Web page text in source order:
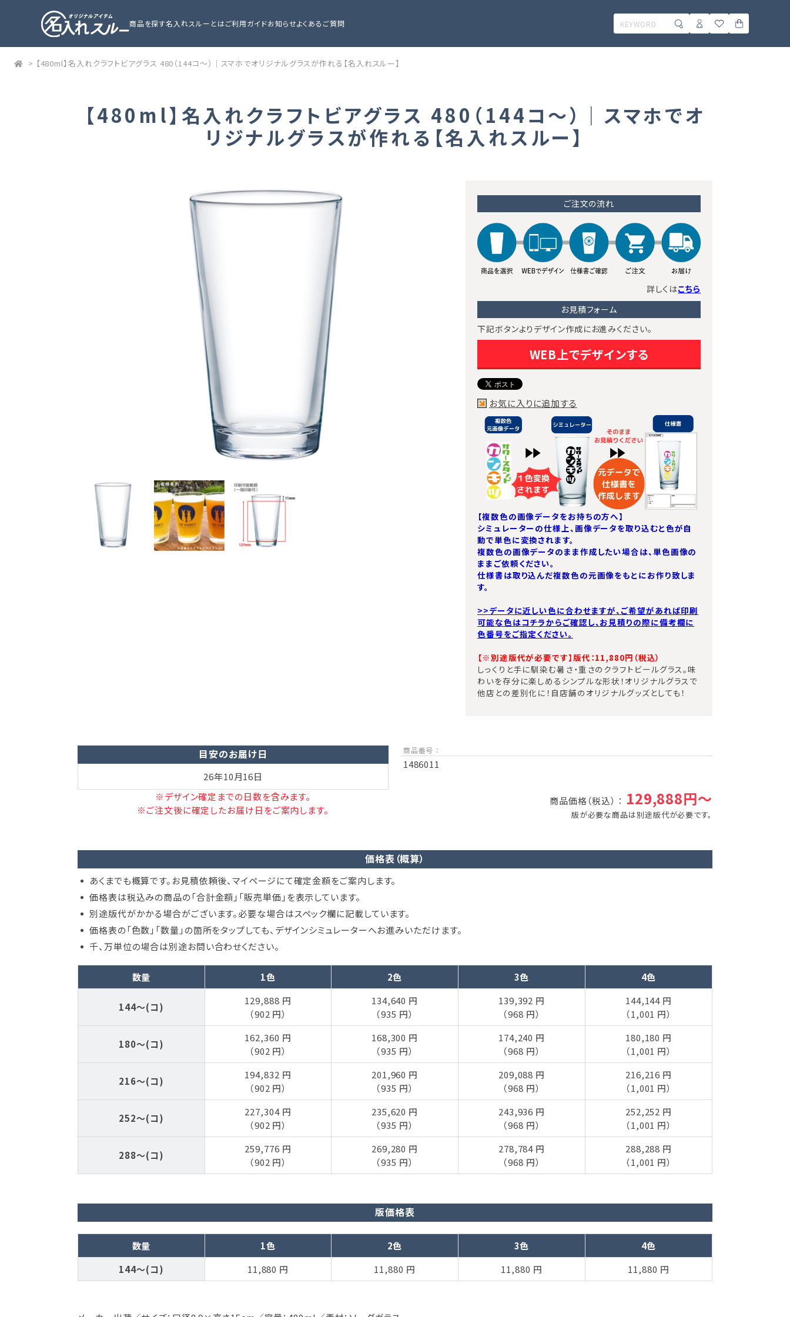
商品を探す名入れスルーとはご利用ガイドお知らせよくあるご質問
> 【480ml】名入れクラフトビアグラス 480（144コ～）｜スマホでオリジナルグラスが作れる【名入れスルー】
【480ml】名入れクラフトビアグラス 480（144コ～）｜スマホでオ
リジナルグラスが作れる【名入れスルー】
ご注文の流れ
詳しくはこちら
お見積フォーム
下記ボタンよりデザイン作成にお進みください。
WEB上でデザインする
お気に入りに追加する
【複数色の画像データをお持ちの方へ】
シミュレーターの仕様上、画像データを取り込むと色が自
動で単色に変換されます。
複数色の画像データのまま作成したい場合は、単色画像の
ままご依頼ください。
仕様書は取り込んだ複数色の元画像をもとにお作り致しま
す。
>>データに近しい色に合わせますが、ご希望があれば印刷
可能な色はコチラからご確認し、お見積りの際に備考欄に
色番号をご指定ください。
【※別途版代が必要です】版代：11,880円（税込）​
しっくりと手に馴染む暑さ・重さのクラフトビールグラス。味
わいを存分に楽しめるシンプルな形状！オリジナルグラスで
他店との差別化に！自店舗のオリジナルグッズとしても！
目安のお届け日
26年10月16日
※デザイン確定までの日数を含みます。
※ご注文後に確定したお届け日をご案内します。
商品番号 ：
1486011
商品価格（税込） ： 129,888円～
版が必要な商品は別途版代が必要です。
価格表（概算）
あくまでも概算です。お見積依頼後、マイページにて確定金額をご案内します。
価格表は税込みの商品の「合計金額」「販売単価」を表示しています。
別途版代がかかる場合がございます。必要な場合はスペック欄に記載しています。
価格表の「色数」「数量」の箇所をタップしても、デザインシミュレーターへお進みいただけます。
千、万単位の場合は別途お問い合わせください。
数量 1色 2色 3色 4色
144～(コ)
129,888 円
（902 円）
134,640 円
（935 円）
139,392 円
（968 円）
144,144 円
（1,001 円）
180～(コ)
162,360 円
（902 円）
168,300 円
（935 円）
174,240 円
（968 円）
180,180 円
（1,001 円）
216～(コ)
194,832 円
（902 円）
201,960 円
（935 円）
209,088 円
（968 円）
216,216 円
（1,001 円）
252～(コ)
227,304 円
（902 円）
235,620 円
（935 円）
243,936 円
（968 円）
252,252 円
（1,001 円）
288～(コ)
259,776 円
（902 円）
269,280 円
（935 円）
278,784 円
（968 円）
288,288 円
（1,001 円）
版価格表
数量 1色 2色 3色
4色
144～(コ)
11,880 円 11,880 円 11,880 円 11,880 円